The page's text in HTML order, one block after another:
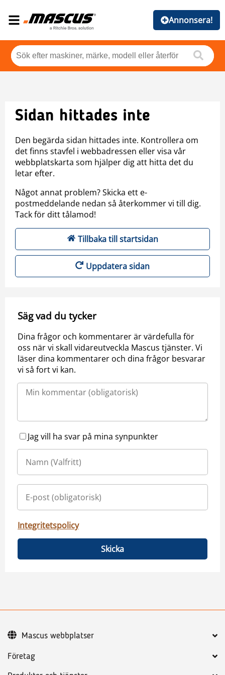
Annonsera!
Sidan hittades inte
Den begärda sidan hittades inte. Kontrollera om
det finns stavfel i webbadressen eller visa vår
webbplatskarta som hjälper dig att hitta det du
letar efter.
Något annat problem? Skicka ett e-
postmeddelande nedan så återkommer vi till dig.
Tack för ditt tålamod!
Tillbaka till startsidan
Uppdatera sidan
Säg vad du tycker
Dina frågor och kommentarer är värdefulla för
oss när vi skall vidareutveckla Mascus tjänster. Vi
läser dina kommentarer och dina frågor besvarar
vi så fort vi kan.
Jag vill ha svar på mina synpunkter
Integritetspolicy
Skicka
Företag
Mascus webbplatser